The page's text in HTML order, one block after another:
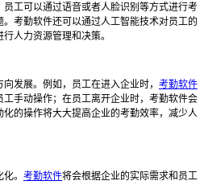
工可以通过语音或者人脸识别等方式进行考
考勤软件还可以通过人工智能技术对员工的
人力资源管理和决策。
发展。例如，员工在进入企业时， 考勤软件
手动操作；在员工离开企业时，考勤软件会
的操作将大大提高企业的考勤效率，减少人
。 考勤软件将会根据企业的实际需求和员工